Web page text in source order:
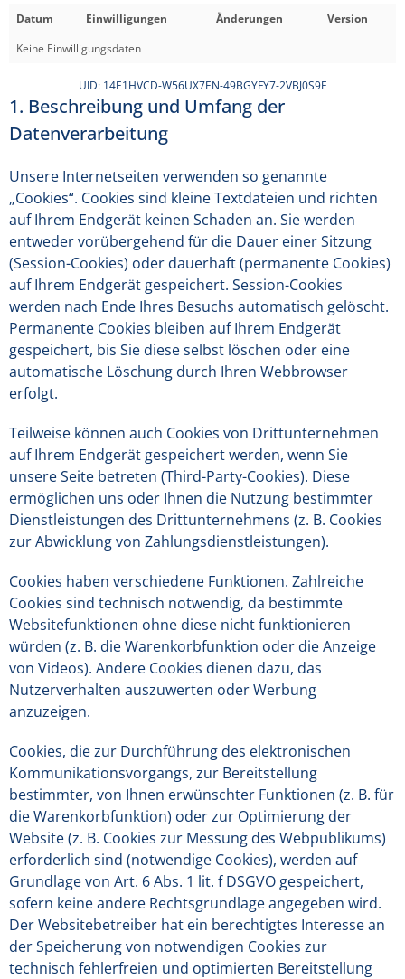
Datum Einwilligungen Änderungen
Version
Keine Einwilligungsdaten
UID: 14E1HVCD-W56UX7EN-49BGYFY7-2VBJ0S9E
1. Beschreibung und Umfang der
Datenverarbeitung
Unsere Internetseiten verwenden so genannte
„Cookies“. Cookies sind kleine Textdateien und richten
auf Ihrem Endgerät keinen Schaden an. Sie werden
entweder vorübergehend für die Dauer einer Sitzung
(Session-Cookies) oder dauerhaft (permanente Cookies)
auf Ihrem Endgerät gespeichert. Session-Cookies
werden nach Ende Ihres Besuchs automatisch gelöscht.
Permanente Cookies bleiben auf Ihrem Endgerät
gespeichert, bis Sie diese selbst löschen oder eine
automatische Löschung durch Ihren Webbrowser
erfolgt.
Teilweise können auch Cookies von Drittunternehmen
auf Ihrem Endgerät gespeichert werden, wenn Sie
unsere Seite betreten (Third-Party-Cookies). Diese
ermöglichen uns oder Ihnen die Nutzung bestimmter
Dienstleistungen des Drittunternehmens (z. B. Cookies
zur Abwicklung von Zahlungsdienstleistungen).
Cookies haben verschiedene Funktionen. Zahlreiche
Cookies sind technisch notwendig, da bestimmte
Websitefunktionen ohne diese nicht funktionieren
würden (z. B. die Warenkorbfunktion oder die Anzeige
von Videos). Andere Cookies dienen dazu, das
Nutzerverhalten auszuwerten oder Werbung
anzuzeigen.
Cookies, die zur Durchführung des elektronischen
Kommunikationsvorgangs, zur Bereitstellung
bestimmter, von Ihnen erwünschter Funktionen (z. B. für
die Warenkorbfunktion) oder zur Optimierung der
Website (z. B. Cookies zur Messung des Webpublikums)
erforderlich sind (notwendige Cookies), werden auf
Grundlage von Art. 6 Abs. 1 lit. f DSGVO gespeichert,
sofern keine andere Rechtsgrundlage angegeben wird.
Der Websitebetreiber hat ein berechtigtes Interesse an
der Speicherung von notwendigen Cookies zur
technisch fehlerfreien und optimierten Bereitstellung